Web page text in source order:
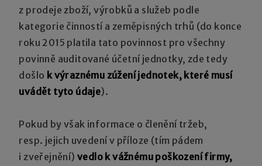
z prodeje zboží, výrobků a služeb podle
kategorie činností a zeměpisných trhů (do konce
roku 2015 platila tato povinnost pro všechny
povinně auditované účetní jednotky, zde tedy
došlo k výraznému zúžení jednotek, které musí
uvádět tyto údaje).
Pokud by však informace o členění tržeb,
resp. jejich uvedení v příloze (tím pádem
i zveřejnění)vedlo k vážnému poškození firmy,